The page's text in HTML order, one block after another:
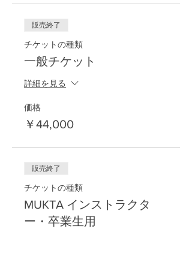
販売終了
チケットの種類
一般チケット
詳細を見る
価格
￥44,000
販売終了
チケットの種類
MUKTA インストラクタ
ー・卒業生用